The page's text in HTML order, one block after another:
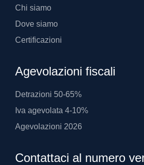
Chi siamo
Dove siamo
Certificazioni
Agevolazioni fiscali
Detrazioni 50-65%
Iva agevolata 4-10%
Agevolazioni 2026
Contattaci al numero